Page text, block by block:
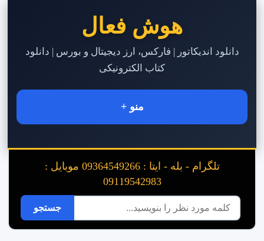
هوش فعال
دانلود اندیکاتور | فارکس، ارز دیجیتال و بورس | دانلود
کتاب الکترونیکی
منو +
تلگرام - بله - ایتا : 09364549266 موبایل :
09119542983